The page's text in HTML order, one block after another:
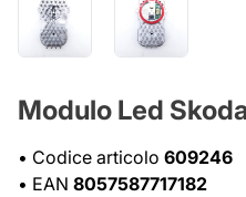
Modulo Led
• Codice articolo 609246
• EAN 8057587717182